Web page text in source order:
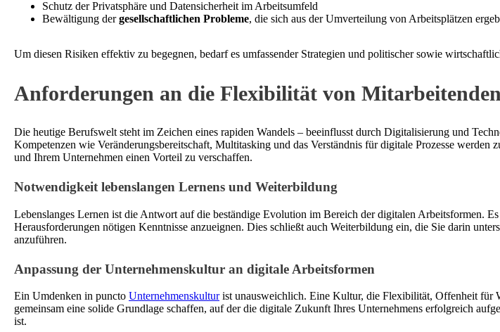
Schutz der Privatsphäre und Datensicherheit im Arbeitsumfeld
Bewältigung dergesellschaftlichen Probleme, die sich aus der Umverteilung von Arbeitsplätzen
Um diesen Risiken effektiv zu begegnen, bedarf es umfassender Strategien und politischer sowie
Anforderungen an die Flexibilität von
Die heutige Berufswelt steht im Zeichen eines rapiden Wandels – beeinflusst durch Digitalisierung und
Kompetenzen wie Veränderungsbereitschaft, Multitasking und das Verständnis für digitale Prozesse
und Ihrem Unternehmen einen Vorteil zu verschaffen.
Notwendigkeit lebenslangen Lernens und Weiterbildung
Lebenslanges Lernen ist die Antwort auf die beständige Evolution im Bereich der digitalen Arbeitsformen.
Herausforderungen nötigen Kenntnisse anzueignen. Dies schließt auch Weiterbildung ein, die Sie darin
anzuführen.
Anpassung der Unternehmenskultur an digitale Arbeitsformen
Ein Umdenken in puncto Unternehmenskulturist unausweichlich. Eine Kultur, die Flexibilität, Offenheit für
gemeinsam eine solide Grundlage schaffen, auf der die digitale Zukunft Ihres Unternehmens erfolgreich
ist.